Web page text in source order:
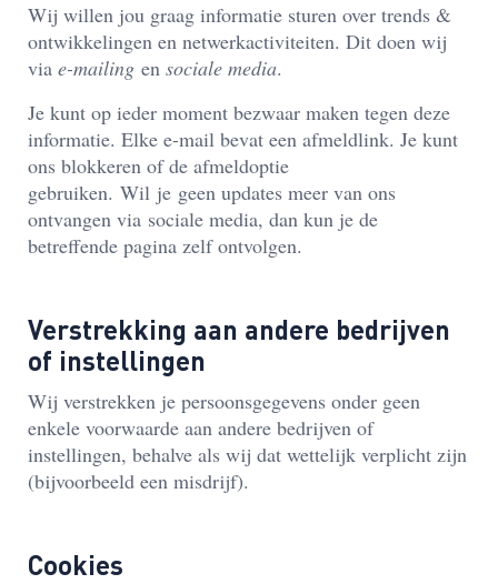
Wij willen jou graag informatie sturen over trends &
ontwikkelingen en netwerkactiviteiten. Dit doen wij
via e-mailing en sociale media.
Je kunt op ieder moment bezwaar maken tegen deze
informatie. Elke e-mail bevat een afmeldlink. Je kunt
ons blokkeren of de afmeldoptie
gebruiken. Wil je geen updates meer van ons
ontvangen via sociale media, dan kun je de
betreffende pagina zelf ontvolgen.
Verstrekking aan andere bedrijven
of instellingen
Wij verstrekken je persoonsgegevens onder geen
enkele voorwaarde aan andere bedrijven of
instellingen, behalve als wij dat wettelijk verplicht zijn
(bijvoorbeeld een misdrijf).
Cookies